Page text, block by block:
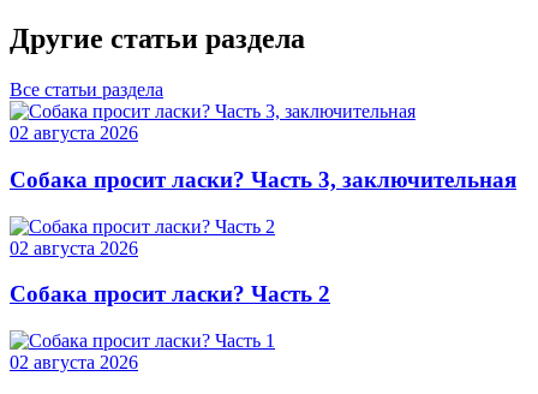
Другие статьи раздела
Все статьи раздела
02 августа 2026
Собака просит ласки? Часть 3, заключительная
02 августа 2026
Собака просит ласки? Часть 2
02 августа 2026